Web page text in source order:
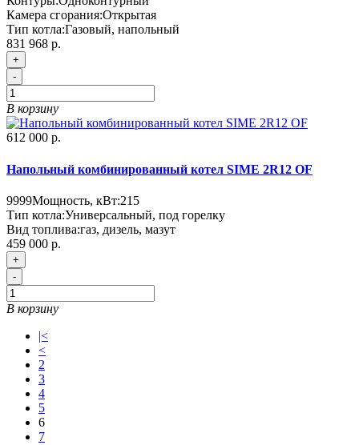
Камера сгорания:Открытая
Тип котла:Газовый, напольный
831 968 р.
+
-
В корзину
612 000 р.
Напольный комбинированный котел SIME 2R12 OF
9999Мощность, кВт:215
Тип котла:Универсальный, под горелку
Вид топлива:газ, дизель, мазут
459 000 р.
+
-
В корзину
|<
<
2
3
4
5
6
7